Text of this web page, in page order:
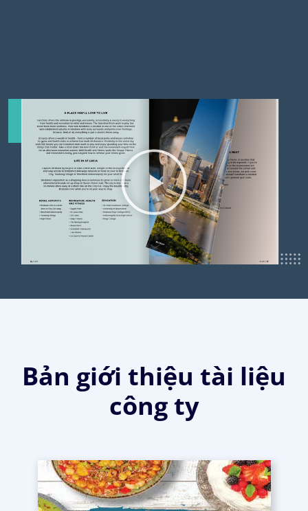
Bản giới thiệu tài liệu
công ty